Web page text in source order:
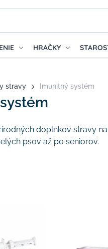
HRAČKY
stravy Imunitný systém
doplnkov stravy
psov až po seniorov.